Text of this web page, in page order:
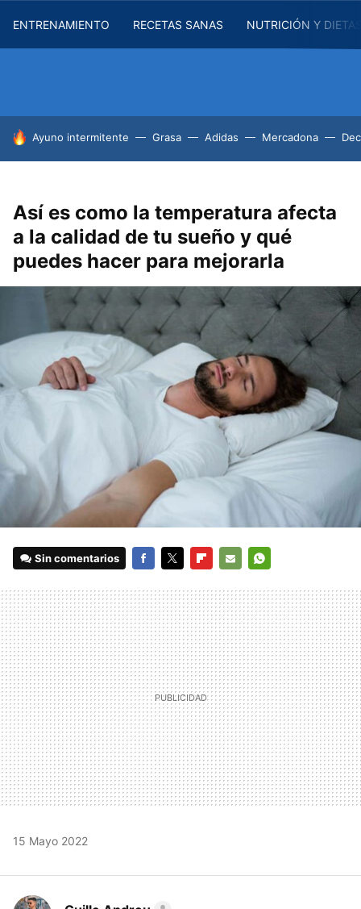
ENTRENAMIENTO RECETAS SANAS NUTRICIÓN Y
HOY SE HABLA DE
Ayuno intermitente Grasa Adidas Mercadona
Así es como la temperatura afecta
a la calidad de tu sueño y qué
puedes hacer para mejorarla
Sin comentarios
MAIL
15 Mayo 2022